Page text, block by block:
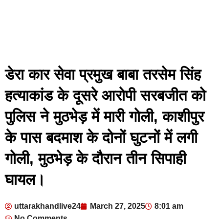
डेरा कार सेवा प्रमुख बाबा तरसेम सिंह
हत्याकांड के दूसरे आरोपी सरबजीत को
पुलिस ने मुठभेड़ में मारी गोली, काशीपुर
के पास बदमाश के दोनों घुटनों में लगी
गोली, मुठभेड़ के दौरान तीन सिपाही
घायल।
uttarakhandlive24 March 27, 2025
8:01 am